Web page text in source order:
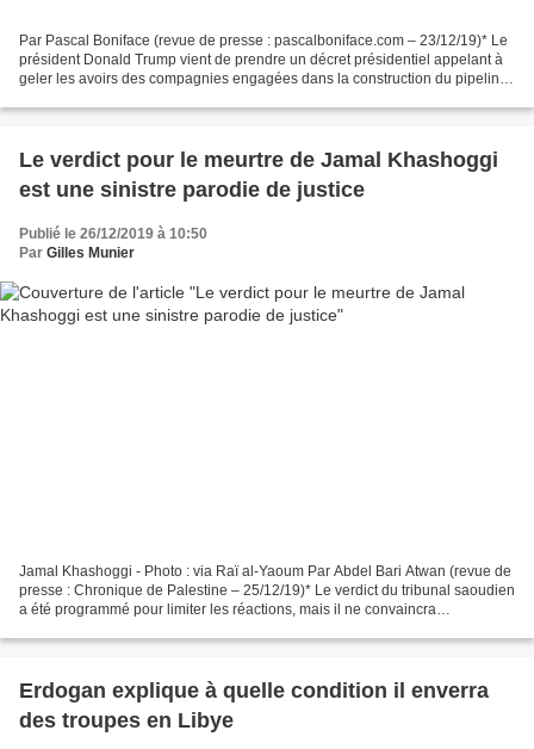
Par Pascal Boniface (revue de presse : pascalboniface.com – 23/12/19)* Le
président Donald Trump vient de prendre un décret présidentiel appelant à
geler les avoirs des compagnies engagées dans la construction du pipeline
Le verdict pour le meurtre de Jamal Khashoggi
est une sinistre parodie de justice
Publié le 26/12/2019 à 10:50
Par Gilles Munier
Jamal Khashoggi - Photo : via Raï al-Yaoum Par Abdel Bari Atwan (revue de
presse : Chronique de Palestine – 25/12/19)* Le verdict du tribunal saoudien
a été programmé pour limiter les réactions, mais il ne convaincra
Erdogan explique à quelle condition il enverra
des troupes en Libye